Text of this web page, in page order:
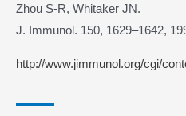
Zhou S-R, Whitaker JN.
J. Immunol. 150, 1629–1642,
http://www.jimmunol.org/cgi/